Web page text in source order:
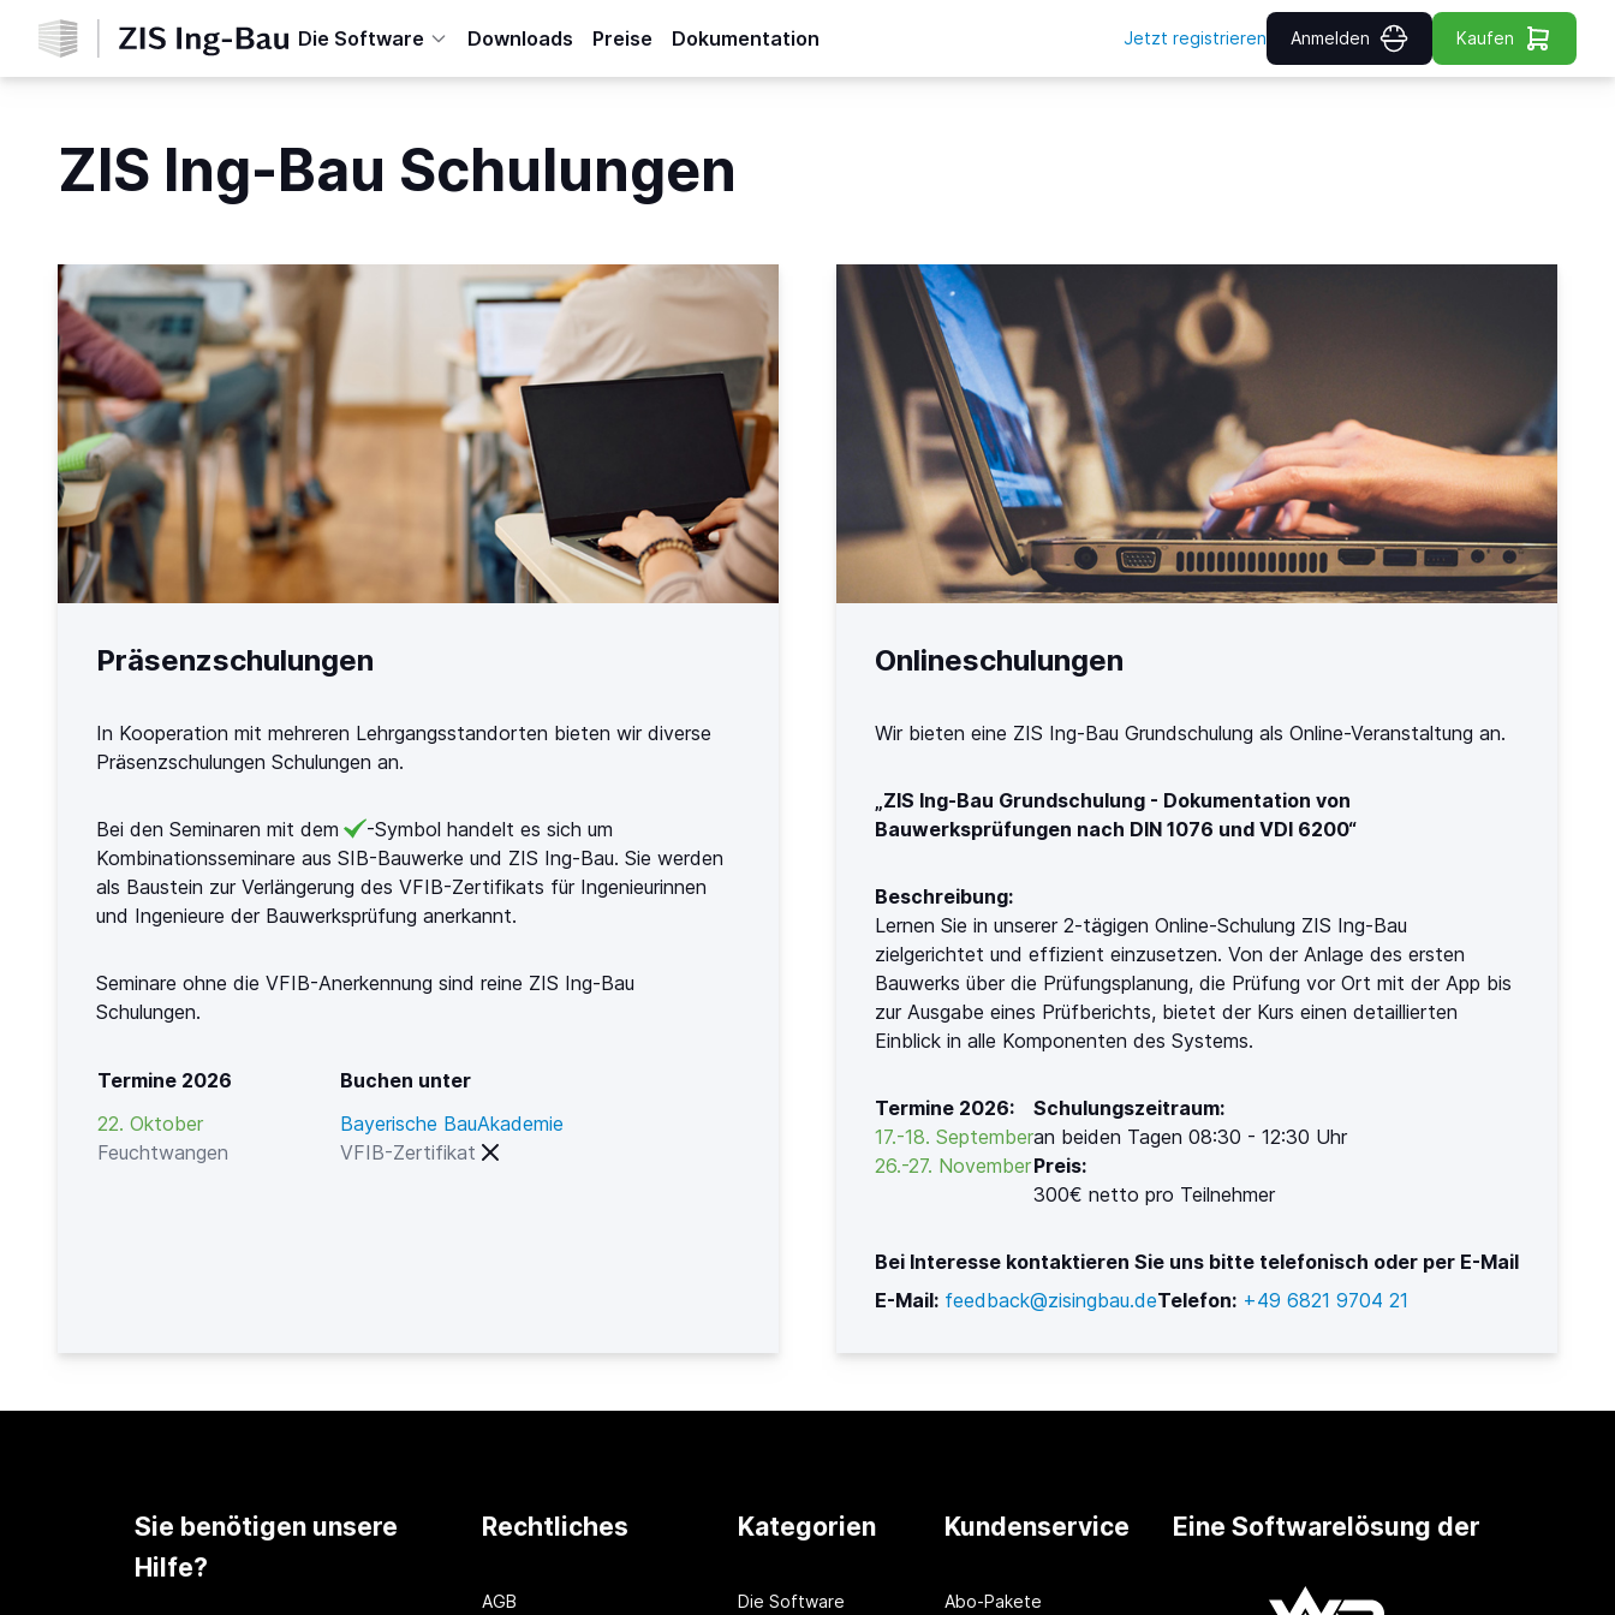
Home Die Software Downloads Preise Dokumentation Jetzt registrieren Anmelden Kaufen
ZIS Ing-Bau Schulungen
Präsenzschulungen
In Kooperation mit mehreren Lehrgangsstandorten bieten wir diverse
Präsenzschulungen Schulungen an.
Bei den Seminaren mit dem
-Symbol handelt es sich um
Kombinationsseminare aus SIB-Bauwerke und ZIS Ing-Bau. Sie werden
als Baustein zur Verlängerung des VFIB-Zertifikats für Ingenieurinnen
und Ingenieure der Bauwerksprüfung anerkannt.
Seminare ohne die VFIB-Anerkennung sind reine ZIS Ing-Bau
Schulungen.
Termine 2026
Buchen unter
22. Oktober
Feuchtwangen
Bayerische BauAkademie
VFIB-Zertifikat
Onlineschulungen
Wir bieten eine ZIS Ing-Bau Grundschulung als Online-Veranstaltung an.
„ZIS Ing-Bau Grundschulung - Dokumentation von
Bauwerksprüfungen nach DIN 1076 und VDI 6200“
Beschreibung:
Lernen Sie in unserer 2-tägigen Online-Schulung ZIS Ing-Bau
zielgerichtet und effizient einzusetzen. Von der Anlage des ersten
Bauwerks über die Prüfungsplanung, die Prüfung vor Ort mit der App bis
zur Ausgabe eines Prüfberichts, bietet der Kurs einen detaillierten
Einblick in alle Komponenten des Systems.
Termine 2026:
17.-18. September
26.-27. November
Schulungszeitraum:
an beiden Tagen 08:30 - 12:30 Uhr
Preis:
300€ netto pro Teilnehmer
Bei Interesse kontaktieren Sie uns bitte telefonisch oder per E-Mail
E-Mail: feedback@zisingbau.deTelefon: +49 6821 9704 21
Sie benötigen unsere
Hilfe?
Rechtliches
AGB
Kategorien
Die Software
Kundenservice
Abo-Pakete
Eine Softwarelösung der